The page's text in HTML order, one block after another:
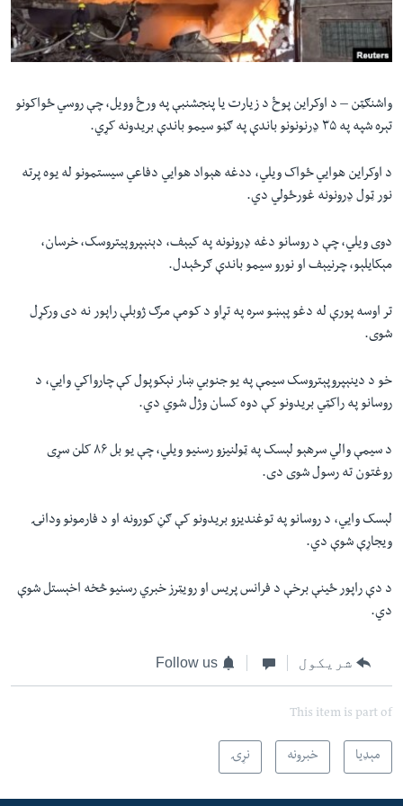
دلته
مخکې
لټون
اداریه
Learning English
FOLLOW US
ژبې
واشنګټن – د اوکراین پوځ د زیارت یا پنجشنبې په ورځ وویل، چې روسي ځواکونو
تېره شپه په ۳۵ ډرنونونو باندې په ګڼو سیمو باندې بریدونه کړي.
د اوکراین هوايي ځواک ویلي، ددغه هېواد هوايي دفاعي سیستمونو له یوه پرته
نور ټول ډرونونه غورځولي دي.
دوی ویلي، چې د روسانو دغه ډرونونه په کیېف، دېنېپروپیتروسک، خرسان،
مېکایلېو، چرنیېف او نورو سیمو باندې ګرځېدل.
تر اوسه پورې له دغو پېښو سره په تړاو د کومې مرګ ژوبلې راپور نه دی ورکړل
شوی.
خو د دینېپروپېتروسک سیمې په یو جنوبي ښار نېکوپول کې چارواکي وايي، د
روسانو په راکټي بریدونو کې دوه کسان وژل شوي دي.‌
د سیمې والي سرهېو لېسک په ټولنیزو رسنیو ویلي، چې یو بل ۸۶ کلن سړی
روغتون ته رسول شوی دی.
لېسک وايي، د روسانو په توغندیزو بریدونو کې ګڼ کورونه او د فارمونو ودانۍ
ویجاړې شوې دي.
د دې راپور ځینې برخې د فرانس پریس او رویټرز خبري رسنیو څخه اخېستل شوې
دي.
شریکول Follow us
This item is part of
مېډیا خبرونه نړۍ